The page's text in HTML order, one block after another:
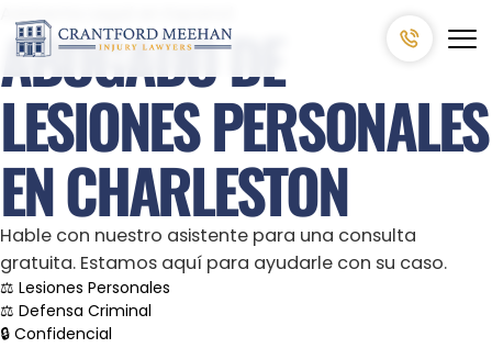
Asistente Legal en Espanol
ABOGADO DE
LESIONES PERSONALES
EN CHARLESTON
Hable con nuestro asistente para una consulta
gratuita. Estamos aquí para ayudarle con su caso.
⚖ Lesiones Personales
⚖ Defensa Criminal
🔒 Confidencial